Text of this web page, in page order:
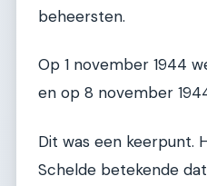
beheersten.
Op 1 november 1944
en op 8 november
Dit was een keerpunt.
Schelde betekende